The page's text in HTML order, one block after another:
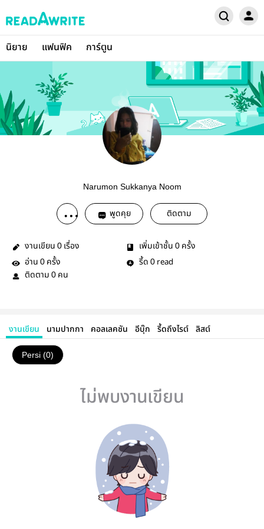
นิยาย แฟนฟิค การ์ตูน
Narumon Sukkanya Noom
พูดคุย ติดตาม
งานเขียน 0 เรื่อง เพิ่มเข้าชั้น 0 ครั้ง
อ่าน 0 ครั้ง รี้ด 0 read
ติดตาม 0 คน
งานเขียน นามปากกา คอลเลคชัน อีบุ๊ก รี้ดถึงไรต์ ลิสต์
Persi (0)
ไม่พบงานเขียน